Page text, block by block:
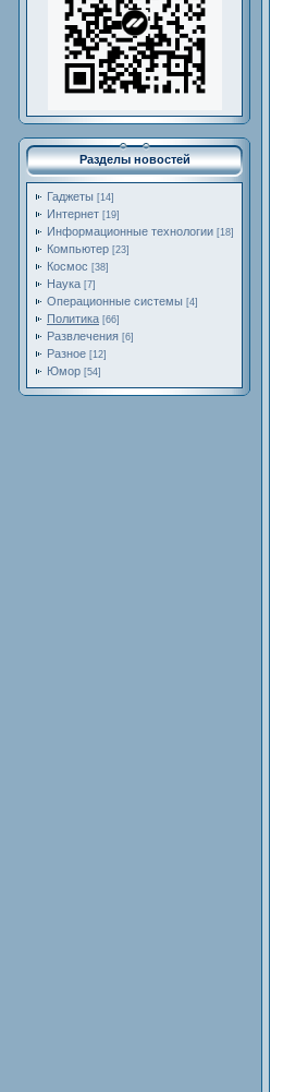
Разделы новостей
Гаджеты [14]
Интернет [19]
Информационные технологии [18]
Компьютер [23]
Космос [38]
Наука [7]
Операционные системы [4]
Политика [66]
Развлечения [6]
Разное [12]
Юмор [54]